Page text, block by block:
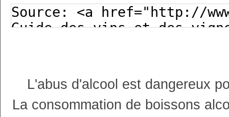
L'abus d'alcool est dangereux
La consommation de boissons